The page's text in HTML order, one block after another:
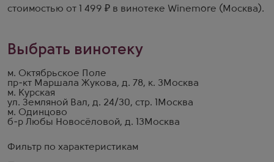
Фильтр по характеристикам
стоимостью от 1 499 ₽ в винотеке Winemore (Москва).
Выбрать винотеку
м. Октябрьское Поле
пр-кт Маршала Жукова, д. 78, к. 3 Москва
м. Курская
ул. Земляной Вал, д. 24/30, стр. 1
Москва
м. Одинцово
б-р Любы Новосёловой, д. 13 Москва